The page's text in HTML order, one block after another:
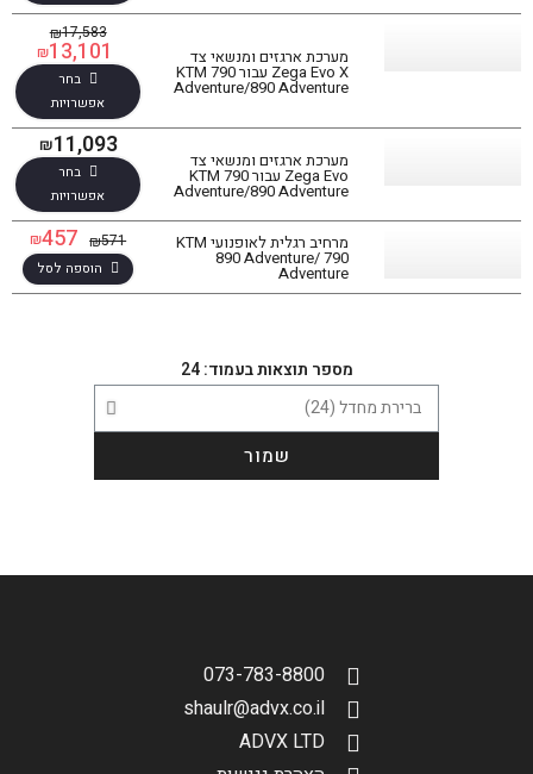
מערכת ארגזים ומנשאי צד
Zega Evo X עבור KTM 790
Adventure/890 Adventure
₪17,583
₪13,101
בחר
אפשרויות
מערכת ארגזים ומנשאי צד
Zega Evo עבור KTM 790
Adventure/890 Adventure
₪11,093
בחר
אפשרויות
מרחיב רגלית לאופנועי KTM
890 Adventure/ 790
Adventure
₪571
₪457
הוספה לסל
מספר תוצאות בעמוד: 24
שמור
073-783-8800
shaulr@advx.co.il
ADVX LTD
הגדר סוג האופנוע שלך אפס
סינון תוצאות